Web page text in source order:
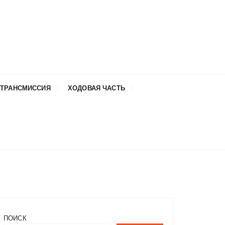
ТРАНСМИССИЯ ХОДОВАЯ ЧАСТЬ
ПОИСК